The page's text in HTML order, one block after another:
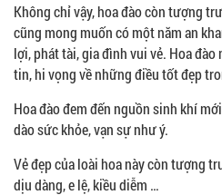
Không chỉ vậy, hoa đào còn tượng
cũng mong muốn có một năm an
lợi, phát tài, gia đình vui vẻ. Hoa
tin, hi vọng về những điều tốt đẹp
Hoa đào đem đến nguồn sinh khí
dào sức khỏe, vạn sự như ý.
Vẻ đẹp của loài hoa này còn tượng
dịu dàng, e lệ, kiều diễm …